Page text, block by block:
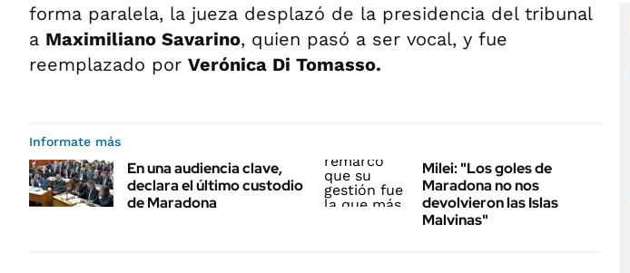
forma paralela, la jueza desplazó de la presidencia del tribunal
a Maximiliano Savarino, quien pasó a ser vocal, y fue
reemplazado por Verónica Di Tomasso.
Informate más
En una audiencia clave,
declara el último custodio
de Maradona
Milei: "Los goles de
Maradona no nos
devolvieron las Islas
Malvinas"